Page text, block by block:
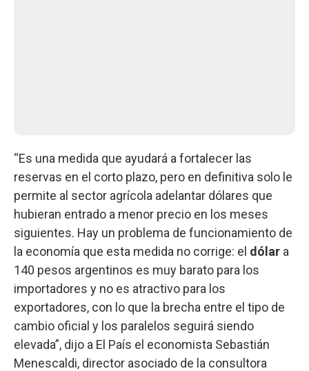
“Es una medida que ayudará a fortalecer las
reservas en el corto plazo, pero en definitiva solo le
permite al sector agrícola adelantar dólares que
hubieran entrado a menor precio en los meses
siguientes. Hay un problema de funcionamiento de
la economía que esta medida no corrige: el dólar a
140 pesos argentinos es muy barato para los
importadores y no es atractivo para los
exportadores, con lo que la brecha entre el tipo de
cambio oficial y los paralelos seguirá siendo
elevada”, dijo a El País el economista Sebastián
Menescaldi, director asociado de la consultora